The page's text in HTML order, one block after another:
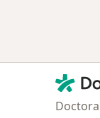
Doctoralia